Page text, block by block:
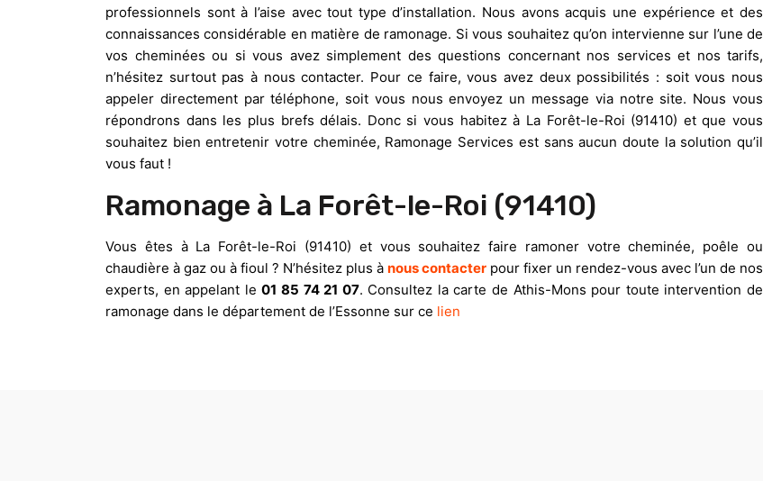
professionnels sont à l’aise avec tout type d’installation. Nous avons acquis une expérience et des
connaissances considérable en matière de ramonage. Si vous souhaitez qu’on intervienne sur l’une de
vos cheminées ou si vous avez simplement des questions concernant nos services et nos tarifs,
n’hésitez surtout pas à nous contacter. Pour ce faire, vous avez deux possibilités : soit vous nous
appeler directement par téléphone, soit vous nous envoyez un message via notre site. Nous vous
répondrons dans les plus brefs délais. Donc si vous habitez à La Forêt-le-Roi (91410) et que vous
souhaitez bien entretenir votre cheminée, Ramonage Services est sans aucun doute la solution qu’il
vous faut !
Ramonage à La Forêt-le-Roi (91410)
Vous êtes à La Forêt-le-Roi (91410) et vous souhaitez faire ramoner votre cheminée, poêle ou
chaudière à gaz ou à fioul ? N’hésitez plus à nous contacter pour fixer un rendez-vous avec l’un de nos
experts, en appelant le01 85 74 21 07. Consultez la carte de Athis-Mons pour toute intervention de
ramonage dans le département de l’Essonne sur ce lien